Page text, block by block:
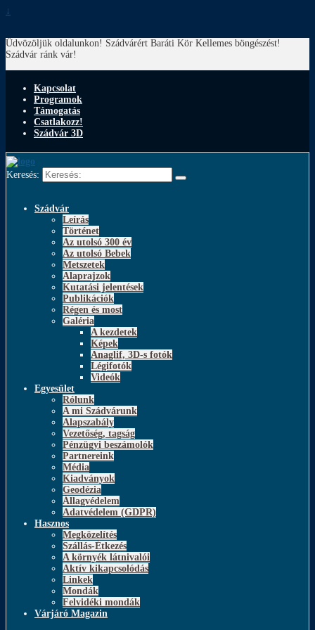
↓
Üdvözöljük oldalunkon! Szádvárért Baráti Kör Kellemes böngészést!
Szádvár ránk vár!
Kapcsolat
Programok
Támogatás
Csatlakozz!
Szádvár 3D
Keresés:
Szádvár
Leírás
Történet
Az utolsó 300 év
Az utolsó Bebek
Metszetek
Alaprajzok
Kutatási jelentések
Publikációk
Régen és most
Galéria
A kezdetek
Képek
Anaglif, 3D-s fotók
Légifotók
Videók
Egyesület
Rólunk
A mi Szádvárunk
Alapszabály
Vezetőség, tagság
Pénzügyi beszámolók
Partnereink
Média
Kiadványok
Geodézia
Állagvédelem
Adatvédelem (GDPR)
Hasznos
Megközelítés
Szállás-Étkezés
A környék látnivalói
Aktív kikapcsolódás
Linkek
Mondák
Felvidéki mondák
Várjáró Magazin